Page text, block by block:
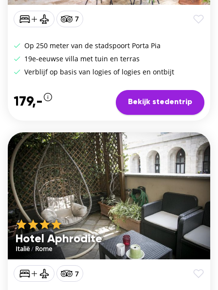
7
Op 250 meter van de stadspoort Porta Pia
19e-eeuwse villa met tuin en terras
Verblijf op basis van logies of logies en ontbijt
179,- Bekijk stedentrip
Hotel Aphrodite
Italië/ Rome
7